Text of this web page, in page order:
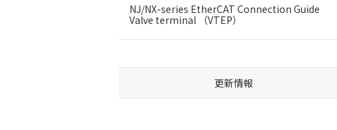
NJ/NX-series EtherCAT Connection Guide
Valve terminal （VTEP）
更新情報